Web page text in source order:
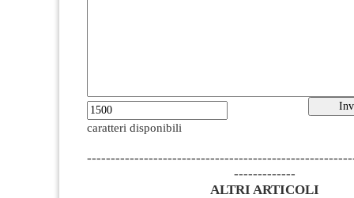
caratteri disponibili
-------------
ALTRI ARTICOLI